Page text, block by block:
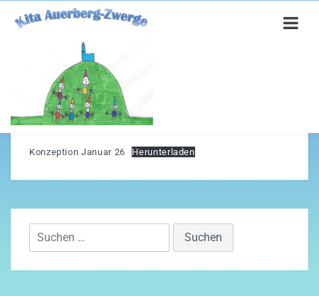
STARTSEITE
Vorwort
Neuigkeiten/Aktuelles
Bilder
Kindergarten
Konzeption Januar 26 Herunterladen
Suchen
nach: